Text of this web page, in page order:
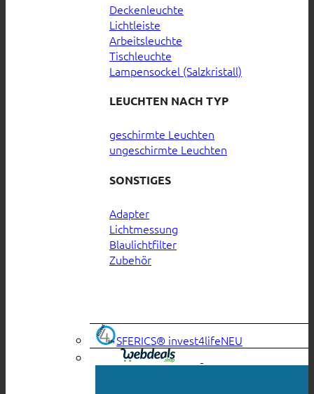
Deckenleuchte
Lichtleiste
Arbeitsleuchte
Tischleuchte
Lampensockel (Salzkristall)
LEUCHTEN NACH TYP
geschirmte Leuchten
ungeschirmte Leuchten
SONSTIGES
Adapter
Lichtmessung
Blaulichtfilter
Zubehör
SFERICS® invest4life